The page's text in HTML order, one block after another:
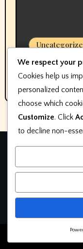
Pembuat
pelanggan
bukan fokus
We respect your
Cookies help us
personalized
choose which
Customize. Click
to decline non-